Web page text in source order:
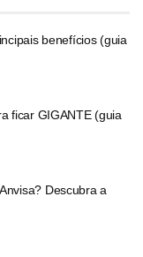
benefícios (guia
ficar GIGANTE (guia
Descubra a